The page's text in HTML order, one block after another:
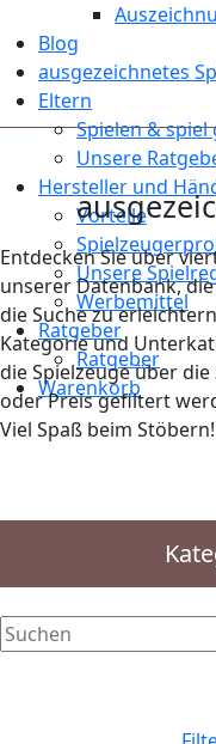
Blog
ausgezeichnetes
Eltern
Spielen & spiel
Unsere
Hersteller und
Vorteile
Unsere
Werbemittel
Ratgeber
Ratgeber
Warenkorb
Entdecken Sie über
unserer Datenbank,
die Suche zu
Kategorie und
die Spielzeuge über
oder Preis gefiltert
Viel Spaß beim Stöbern!